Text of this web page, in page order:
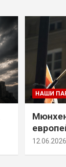
НАШИ
снова
12.06.2026